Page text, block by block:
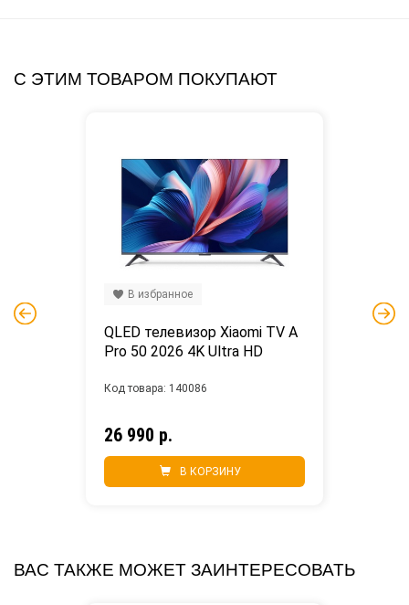
С ЭТИМ ТОВАРОМ ПОКУПАЮТ
QLED телевизор Xiaomi TV A
Pro 50 2026 4K Ultra HD
26 990 р.
В КОРЗИНУ
Код товара: 140086
В избранное
ВАС ТАКЖЕ МОЖЕТ ЗАИНТЕРЕСОВАТЬ